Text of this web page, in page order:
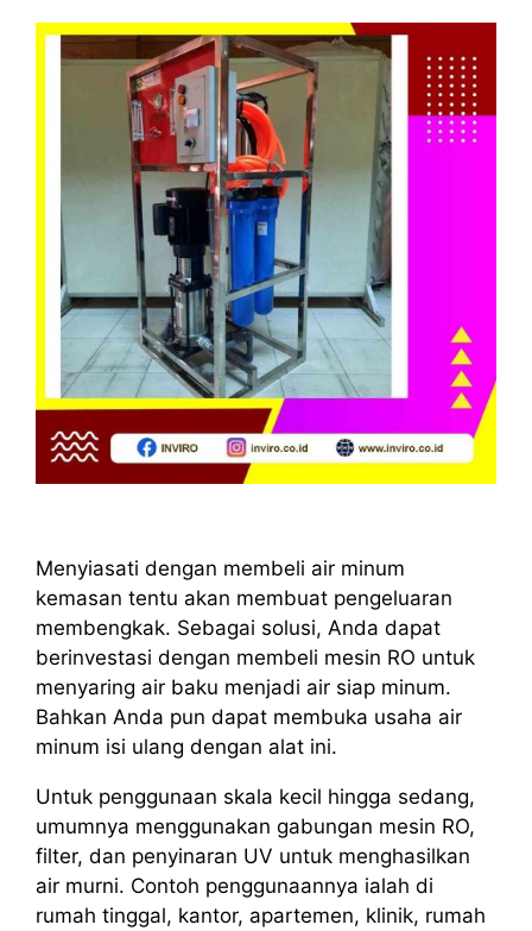
Menyiasati dengan membeli air minum
kemasan tentu akan membuat pengeluaran
membengkak. Sebagai solusi, Anda dapat
berinvestasi dengan membeli mesin RO untuk
menyaring air baku menjadi air siap minum.
Bahkan Anda pun dapat membuka usaha air
minum isi ulang dengan alat ini.
Untuk penggunaan skala kecil hingga sedang,
umumnya menggunakan gabungan mesin RO,
filter, dan penyinaran UV untuk menghasilkan
air murni. Contoh penggunaannya ialah di
rumah tinggal, kantor, apartemen, klinik, rumah